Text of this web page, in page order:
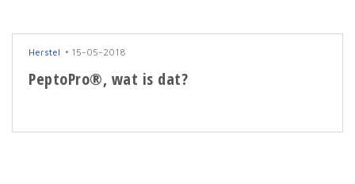
Herstel 15-05-2018
PeptoPro®, wat is dat?